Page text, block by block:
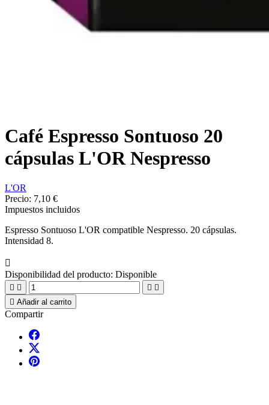
Café Espresso Sontuoso 20
cápsulas L'OR Nespresso
L'OR
Precio: 7,10 €
Impuestos incluidos
Espresso Sontuoso L'OR compatible Nespresso. 20 cápsulas.
Intensidad 8.

Disponibilidad del producto: Disponible
   
 Añadir al carrito
Compartir